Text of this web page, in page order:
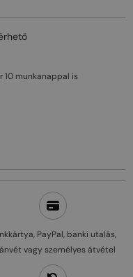
PayPal, banki utalás,
vagy személyes átvétel
10 munkanappal is